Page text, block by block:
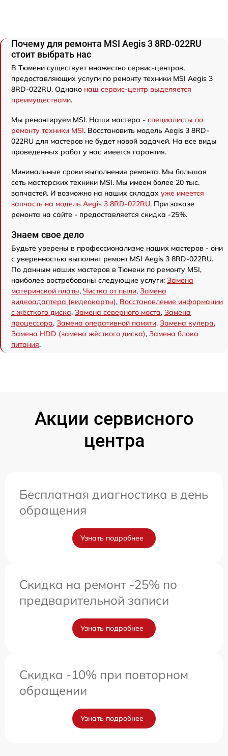
Почему для ремонта MSI Aegis 3 8RD-022RU
стоит выбрать нас
В Тюмени существует множество сервис-центров,
предоставляющих услуги по ремонту техники MSI Aegis 3
8RD-022RU. Однако наш сервис-центр выделяется
преимуществами.
Мы ремонтируем MSI. Наши мастера - специалисты по
ремонту техники MSI. Восстановить модель Aegis 3 8RD-
022RU для мастеров не будет новой задачей. На все виды
проведенных работ у нас имеется гарантия.
Минимальные сроки выполнения ремонта. Мы большая
сеть мастерских техники MSI. Мы имеем более 20 тыс.
запчастей. И возможно на наших складах уже имеется
запчасть на модель Aegis 3 8RD-022RU. При заказе
ремонта на сайте - предоставляется скидка -25%.
Знаем свое дело
Будьте уверены в профессионализме наших мастеров - они
с уверенностью выполнят ремонт MSI Aegis 3 8RD-022RU.
По данным наших мастеров в Тюмени по ремонту MSI,
наиболее востребованы следующие услуги: Замена
материнской платы, Чистка от пыли, Замена
видеоадаптера (видеокарты), Восстановление информации
с жёсткого диска, Замена северного моста, Замена
процессора, Замена оперативной памяти, Замена кулера,
Замена HDD (замена жёсткого диска), Замена блока
питания.
Акции сервисного
центра
Бесплатная диагностика в день
обращения
Узнать подробнее
Скидка на ремонт -25% по
предварительной записи
Узнать подробнее
Скидка -10% при повторном
обращении
Узнать подробнее